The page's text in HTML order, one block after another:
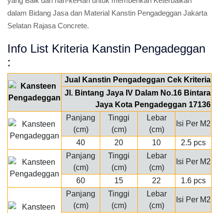
dalam Bidang Jasa dan Material Kanstin Pengadeggan Jakarta
Selatan Rajasa Concrete.
Info List Kriteria Kanstin Pengadeggan
:
Jual Kanstin Pengadeggan Cek Kriteria
Jl. Bintang Jaya IV Dalam No.16 Bintara
Jaya Kota Pengadeggan 17136
Panjang
(cm)
Tinggi
(cm)
Lebar
(cm)
Isi Per M2
40 20 10
2.5 pcs
Panjang
(cm)
Tinggi
(cm)
Lebar
(cm)
Isi Per M2
60 15 22
1.6 pcs
Panjang
(cm)
Tinggi
(cm)
Lebar
(cm)
Isi Per M2